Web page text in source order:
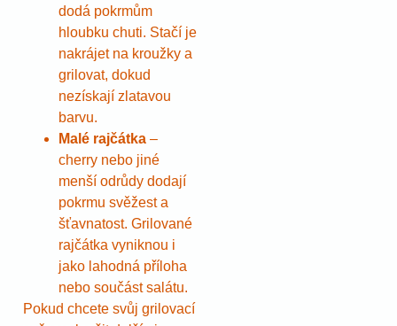
dodá pokrmům
hloubku chuti. Stačí je
nakrájet na kroužky a
grilovat, dokud
nezískají zlatavou
barvu.
Malé rajčátka –
cherry nebo jiné
menší odrůdy dodají
pokrmu svěžest a
šťavnatost. Grilované
rajčátka vyniknou i
jako lahodná příloha
nebo součást salátu.
Pokud chcete svůj grilovací